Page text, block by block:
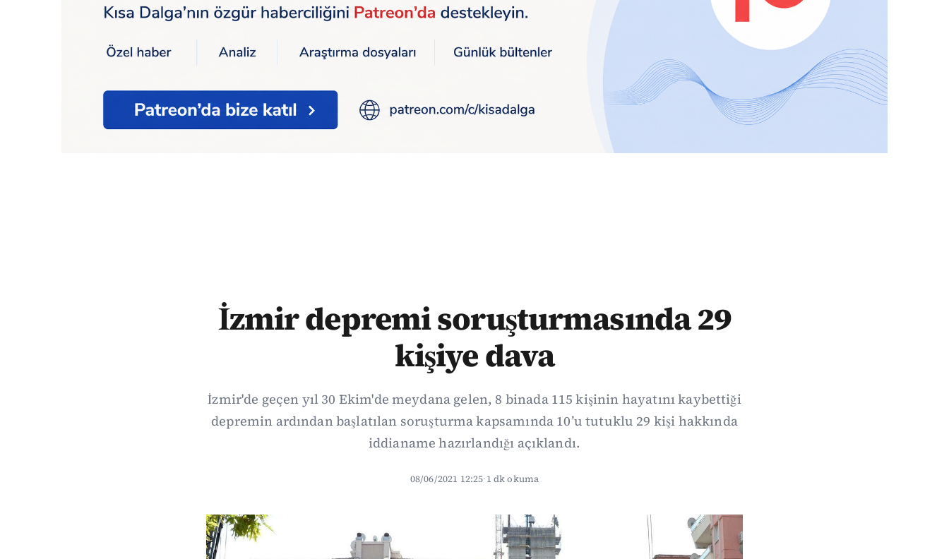
İzmir depremi soruşturmasında 29
kişiye dava
İzmir'de geçen yıl 30 Ekim'de meydana gelen, 8 binada 115 kişinin hayatını kaybettiği
depremin ardından başlatılan soruşturma kapsamında 10’u tutuklu 29 kişi hakkında
iddianame hazırlandığı açıklandı.
08/06/2021 12:25·1 dk okuma